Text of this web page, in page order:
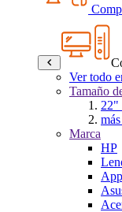
Ver todo
Tamaño
22"
Marca
HP